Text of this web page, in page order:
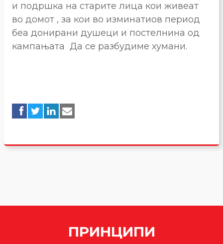
и подршка на старите лица кои живеат
во домот , за кои во изминатиов период
беа донирани душеци и постелнина од
кампањата Да се разбудиме хумани.
ПРИНЦИПИ